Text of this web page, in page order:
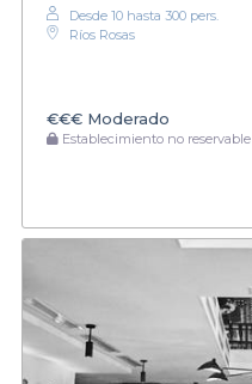
Desde 10 hasta 300 pers.
Ríos Rosas
€€€ Moderado
Establecimiento no reservable